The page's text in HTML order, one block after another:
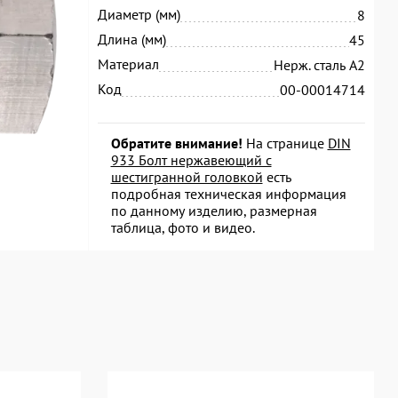
Диаметр (мм)
8
Длина (мм)
45
Материал
Нерж. сталь А2
Код
00-00014714
Обратите внимание! На странице DIN
933 Болт нержавеющий с
шестигранной головкой есть
подробная техническая информация
по данному изделию, размерная
таблица, фото и видео.